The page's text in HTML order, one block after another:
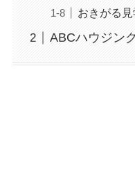
おきがる
ABCハウジン